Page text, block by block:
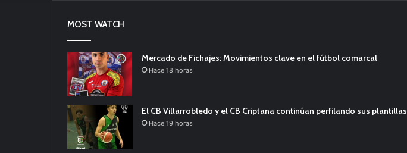
MOST WATCH
Mercado de Fichajes: Movimientos clave en el fútbol comarcal
Hace 18 horas
El CB Villarrobledo y el CB Criptana continúan perfilando sus plantillas
Hace 19 horas